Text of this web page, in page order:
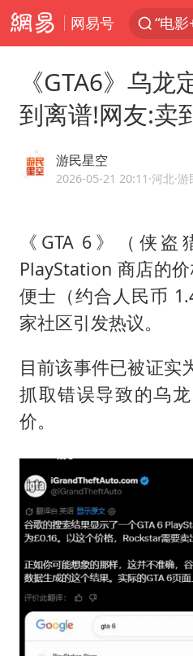
网易号
向鹏
“新
“立
山东
山
夯实
《GTA6》乌
到离谱!网友:卖
游民星空
2026-05-21 20:11 ·河北·
《GTA 6》（侠
PlayStation 商店的
便士（约合人民币
家社区引发热议。
目前该事件已被证实
抓取错误导致的乌
价。